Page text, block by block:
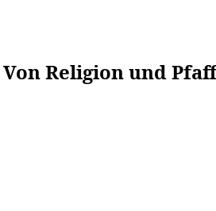
Von Religion und